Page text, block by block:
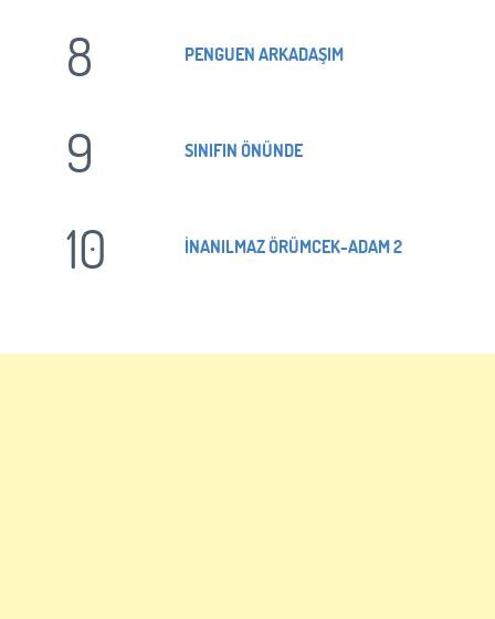
8 PENGUEN ARKADAŞIM
9 SINIFIN ÖNÜNDE
10 İNANILMAZ ÖRÜMCEK-ADAM 2